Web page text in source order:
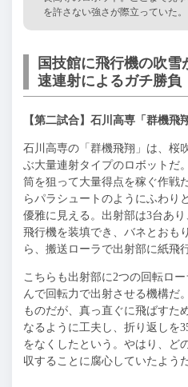
を許さない強さが際立っていた。
国技館に飛行機の吹
速連射によるガチ勝負
【第二試合】石川高専「群機飛
石川高専の「群機飛翔」は、桜
ぶ大量連射タイプのロボットだ
筒を狙って大量得点を稼ぐ作戦
らパラシュートのようにふわり
優雅に見える。出射部は3台あ
飛行機を装填でき、バネとおも
ら、搬送ローラで出射部に紙飛
こちらも出射部に2つの回転ロ
んで回転力で出射させる機構だ
ものだが、真っ直ぐに飛ばすた
なるように工夫し、折り返しを
をなくしたという。やはり、ど
収することに腐心していたようだ